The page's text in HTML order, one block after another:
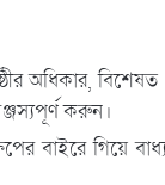
অধিকার,
করুন।
বাইরে গিয়ে